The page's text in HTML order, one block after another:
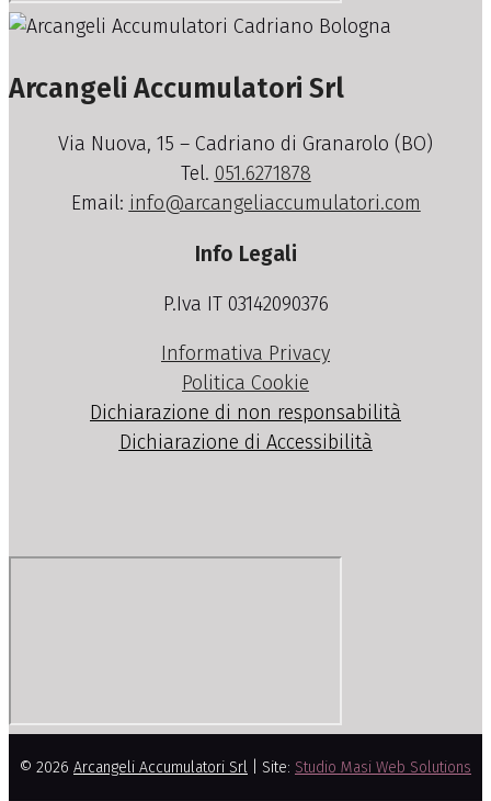
Arcangeli Accumulatori Srl
Via Nuova, 15 – Cadriano di Granarolo (BO)
Tel. 051.6271878
Email: info@arcangeliaccumulatori.com
Info Legali
P.Iva IT 03142090376
Informativa Privacy
Politica Cookie
Dichiarazione di non responsabilità
Dichiarazione di Accessibilità
© 2026 Arcangeli Accumulatori Srl | Site: Studio Masi Web Solutions